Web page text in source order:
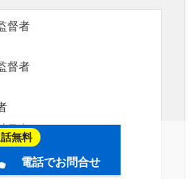
督者
督者
スト
無料
電話でお問合せ